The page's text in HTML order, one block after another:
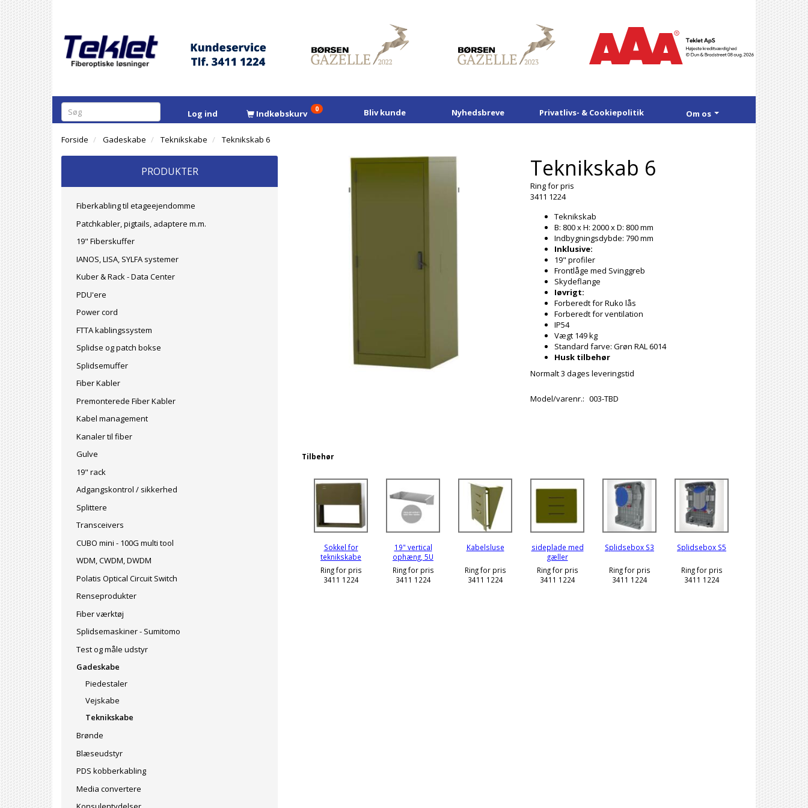
Log ind Indkøbskurv 0 Bliv kunde Nyhedsbreve Privatlivs- & Cookiepolitik Om os
Forside Gadeskabe Teknikskabe Teknikskab 6
PRODUKTER
Fiberkabling til etageejendomme
Patchkabler, pigtails, adaptere m.m.
19" Fiberskuffer
IANOS, LISA, SYLFA systemer
Kuber & Rack - Data Center
PDU'ere
Power cord
FTTA kablingssystem
Splidse og patch bokse
Splidsemuffer
Fiber Kabler
Premonterede Fiber Kabler
Kabel management
Kanaler til fiber
Gulve
19" rack
Adgangskontrol / sikkerhed
Splittere
Transceivers
CUBO mini - 100G multi tool
WDM, CWDM, DWDM
Polatis Optical Circuit Switch
Renseprodukter
Fiber værktøj
Splidsemaskiner - Sumitomo
Test og måle udstyr
Gadeskabe
Piedestaler
Vejskabe
Teknikskabe
Brønde
Blæseudstyr
PDS kobberkabling
Media convertere
Teknikskab 6
Ring for pris
3411 1224
Teknikskab
B: 800 x H: 2000 x D: 800 mm
Indbygningsdybde: 790 mm
Inklusive:
19" profiler
Frontlåge med Svinggreb
Skydeflange
Iøvrigt:
Forberedt for Ruko lås
Forberedt for ventilation
IP54
Vægt 149 kg
Standard farve: Grøn RAL 6014
Husk tilbehør
Normalt 3 dages leveringstid
Model/varenr.: 003-TBD
Tilbehør
Sokkel for
teknikskabe
Ring for pris
3411 1224
19" vertical
ophæng, 5U
Ring for pris
3411 1224
Kabelsluse
Ring for pris
3411 1224
sideplade med
gæller
Ring for pris
3411 1224
Splidsebox S3
Ring for pris
3411 1224
Splidsebox S5
Ring for pris
3411 1224